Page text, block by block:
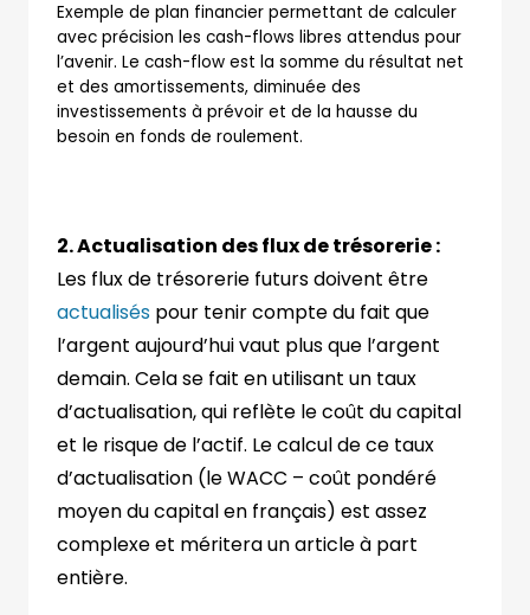
Exemple de plan financier permettant de calculer
avec précision les cash-flows libres attendus pour
l’avenir. Le cash-flow est la somme du résultat net
et des amortissements, diminuée des
investissements à prévoir et de la hausse du
besoin en fonds de roulement.
2. Actualisation des flux de trésorerie :
Les flux de trésorerie futurs doivent être
actualisés pour tenir compte du fait que
l’argent aujourd’hui vaut plus que l’argent
demain. Cela se fait en utilisant un taux
d’actualisation, qui reflète le coût du capital
et le risque de l’actif. Le calcul de ce taux
d’actualisation (le WACC – coût pondéré
moyen du capital en français) est assez
complexe et méritera un article à part
entière.